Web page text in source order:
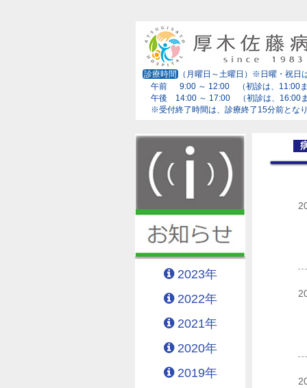
診療時間
（月曜日～土曜日）※日曜・祝日
午前 9:00 ～ 12:00 （初診は、11:00ま
午後 14:00 ～ 17:00 （初診は、16:00ま
※受付終了時間は、診療終了15分前となり
2023年
2022年
2021年
2020年
2019年